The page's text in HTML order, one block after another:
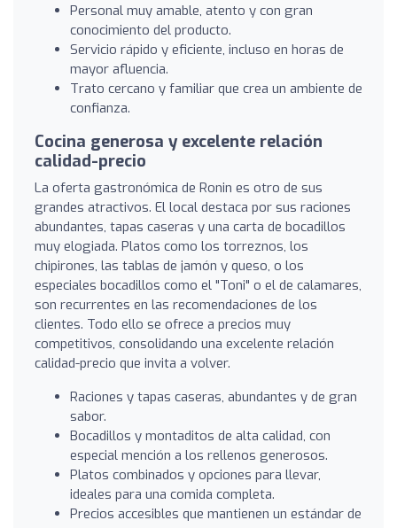
Personal muy amable, atento y con gran
conocimiento del producto.
Servicio rápido y eficiente, incluso en horas de
mayor afluencia.
Trato cercano y familiar que crea un ambiente de
confianza.
Cocina generosa y excelente relación
calidad-precio
La oferta gastronómica de Ronin es otro de sus
grandes atractivos. El local destaca por sus raciones
abundantes, tapas caseras y una carta de bocadillos
muy elogiada. Platos como los torreznos, los
chipirones, las tablas de jamón y queso, o los
especiales bocadillos como el "Toni" o el de calamares,
son recurrentes en las recomendaciones de los
clientes. Todo ello se ofrece a precios muy
competitivos, consolidando una excelente relación
calidad-precio que invita a volver.
Raciones y tapas caseras, abundantes y de gran
sabor.
Bocadillos y montaditos de alta calidad, con
especial mención a los rellenos generosos.
Platos combinados y opciones para llevar,
ideales para una comida completa.
Precios accesibles que mantienen un estándar de